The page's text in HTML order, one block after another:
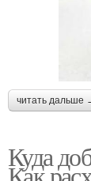
читать дальше
Куда